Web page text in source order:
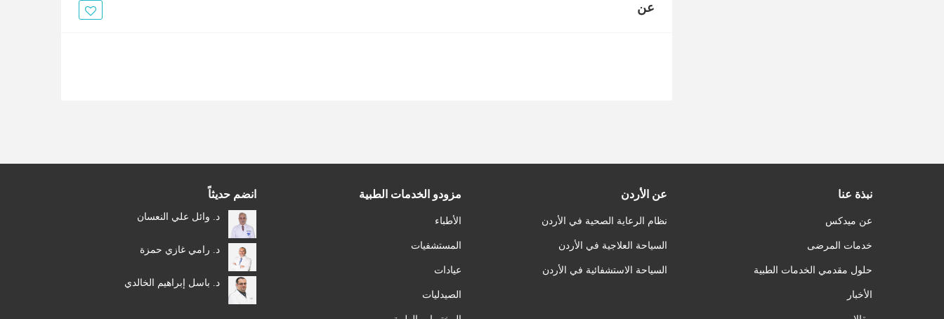
عن
نبذة عنا
عن ميدكس
خدمات المرضى
حلول مقدمي الخدمات الطبية
الأخبار
عن الأردن
نظام الرعاية الصحية في الأردن
السياحة العلاجية في الأردن
السياحة الاستشفائية في الأردن
مزودو الخدمات الطبية
الأطباء
المستشفيات
عيادات
الصيدليات
انضم حديثاً
د. وائل علي النعسان
د. رامي غازي حمزة
د. باسل إبراهيم الخالدي